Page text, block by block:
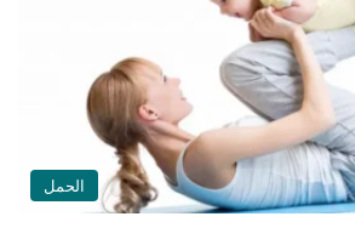
الحمل